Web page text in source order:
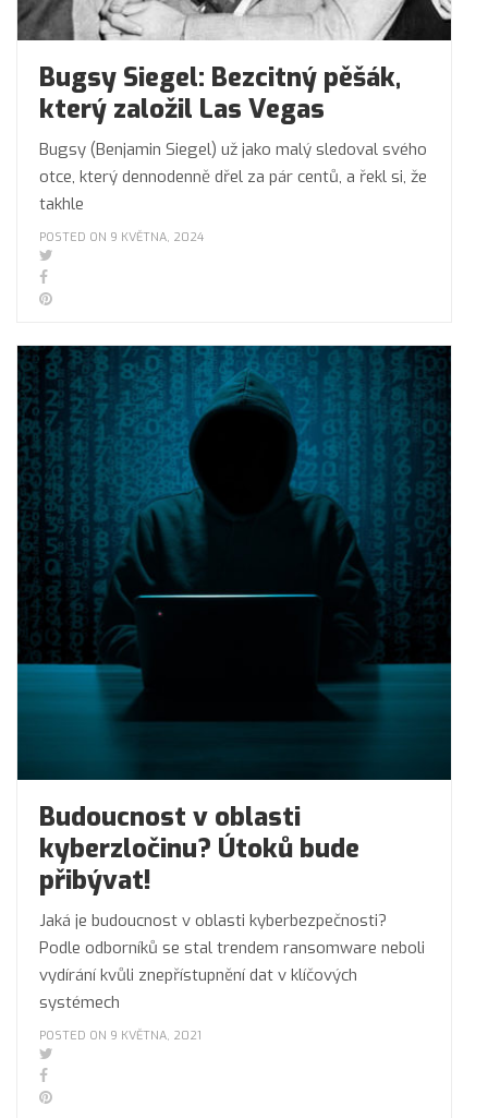
Bugsy Siegel: Bezcitný pěšák,
který založil Las Vegas
Bugsy (Benjamin Siegel) už jako malý sledoval svého
otce, který dennodenně dřel za pár centů, a řekl si, že
takhle
POSTED ON 9 KVĚTNA, 2024
Budoucnost v oblasti
kyberzločinu? Útoků bude
přibývat!
Jaká je budoucnost v oblasti kyberbezpečnosti?
Podle odborníků se stal trendem ransomware neboli
vydírání kvůli znepřístupnění dat v klíčových
systémech
POSTED ON 9 KVĚTNA, 2021